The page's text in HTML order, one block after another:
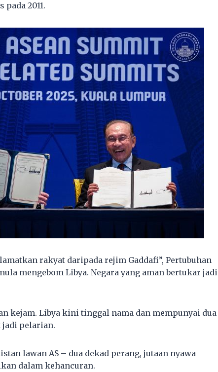
2011.
rakyat daripada rejim Gaddafi”, Pertubuhan
mengebom Libya. Negara yang aman bertukar jadi
kejam. Libya kini tinggal nama dan mempunyai dua
jadi pelarian.
lawan AS – dua dekad perang, jutaan nyawa
dalam kehancuran.